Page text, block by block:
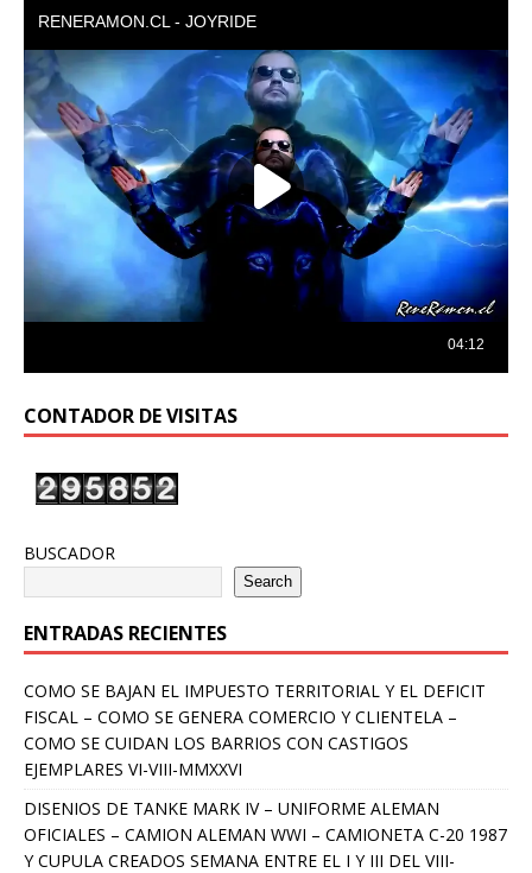
CONTADOR DE VISITAS
BUSCADOR
Search
ENTRADAS RECIENTES
COMO SE BAJAN EL IMPUESTO TERRITORIAL Y EL DEFICIT
FISCAL – COMO SE GENERA COMERCIO Y CLIENTELA –
COMO SE CUIDAN LOS BARRIOS CON CASTIGOS
EJEMPLARES VI-VIII-MMXXVI
DISENIOS DE TANKE MARK IV – UNIFORME ALEMAN
OFICIALES – CAMION ALEMAN WWI – CAMIONETA C-20 1987
Y CUPULA CREADOS SEMANA ENTRE EL I Y III DEL VIII-